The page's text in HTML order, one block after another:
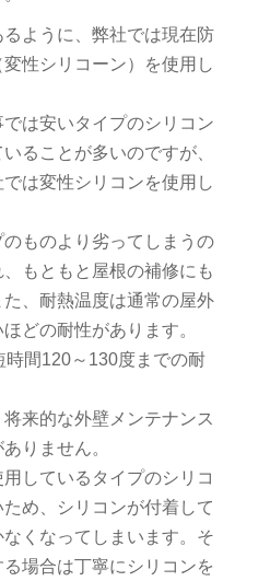
ように、弊社では現在防
性シリコーン）を使用し
は安いタイプのシリコン
ることが多いのですが、
は変性シリコンを使用し
ものより劣ってしまうの
もともと屋根の補修にも
、耐熱温度は通常の屋外
どの耐性があります。
時間120～130度までの耐
来的な外壁メンテナンス
りません。
しているタイプのシリコ
め、シリコンが付着して
くなってしまいます。そ
場合は丁寧にシリコンを